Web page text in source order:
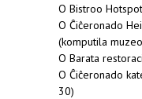
O Bistroo
O Ĉiĉeronado
(komputila
O Barata
O Ĉiĉeronado
30)